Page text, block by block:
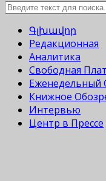
Գլխավոր
Редакционная
Аналитика
Свободная
Еженедельный
Книжное
Интервью
Центр в Прессе